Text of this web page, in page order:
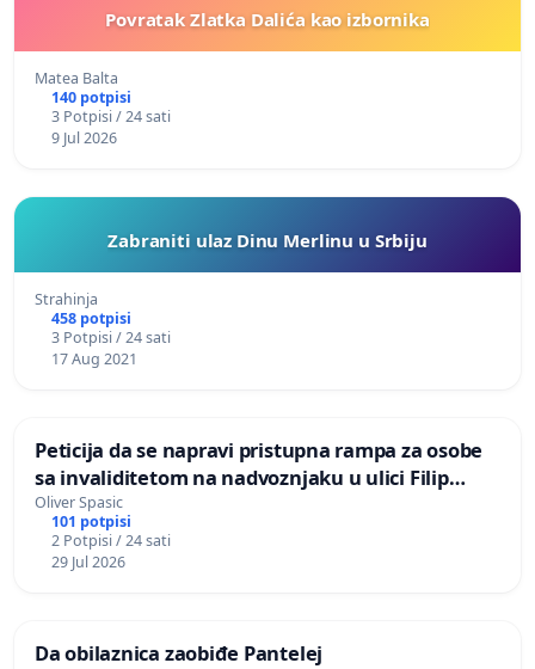
Povratak Zlatka Dalića kao izbornika
Matea Balta
140 potpisi
3 Potpisi / 24 sati
9 Jul 2026
Zabraniti ulaz Dinu Merlinu u Srbiju
Strahinja
458 potpisi
3 Potpisi / 24 sati
17 Aug 2021
Peticija da se napravi pristupna rampa za osobe
sa invaliditetom na nadvoznjaku u ulici Filip
Kljajic u Kragujevcu
Oliver Spasic
101 potpisi
2 Potpisi / 24 sati
29 Jul 2026
Da obilaznica zaobiđe Pantelej